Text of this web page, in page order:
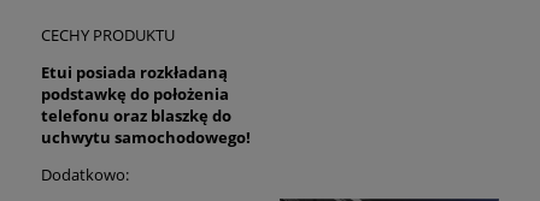
CECHY PRODUKTU
Etui posiada rozkładaną
podstawkę do położenia
telefonu oraz blaszkę do
uchwytu samochodowego!
Dodatkowo: